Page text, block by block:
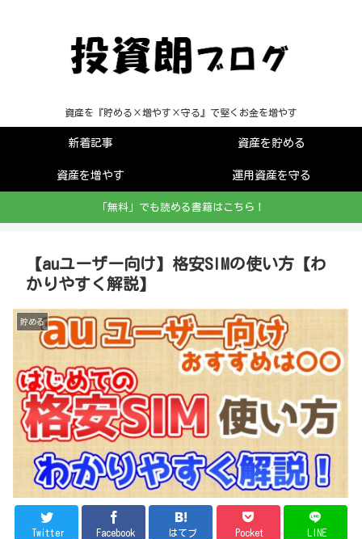
資産を『貯める×増やす×守る』で堅くお金を増やす
新着記事 資産を貯める
資産を増やす 運用資産を守る
「無料」でも読める書籍はこちら！
【auユーザー向け】格安SIMの使い方【わ
かりやすく解説】
貯める
Twitter Facebook はてブ Pocket LINE